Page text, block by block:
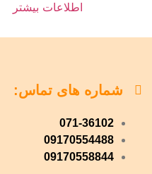
اطلاعات بیشتر
شماره های تماس:
071-36102
09170554488
09170558844